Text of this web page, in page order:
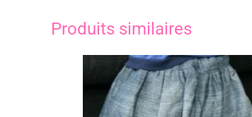
Produits similaires